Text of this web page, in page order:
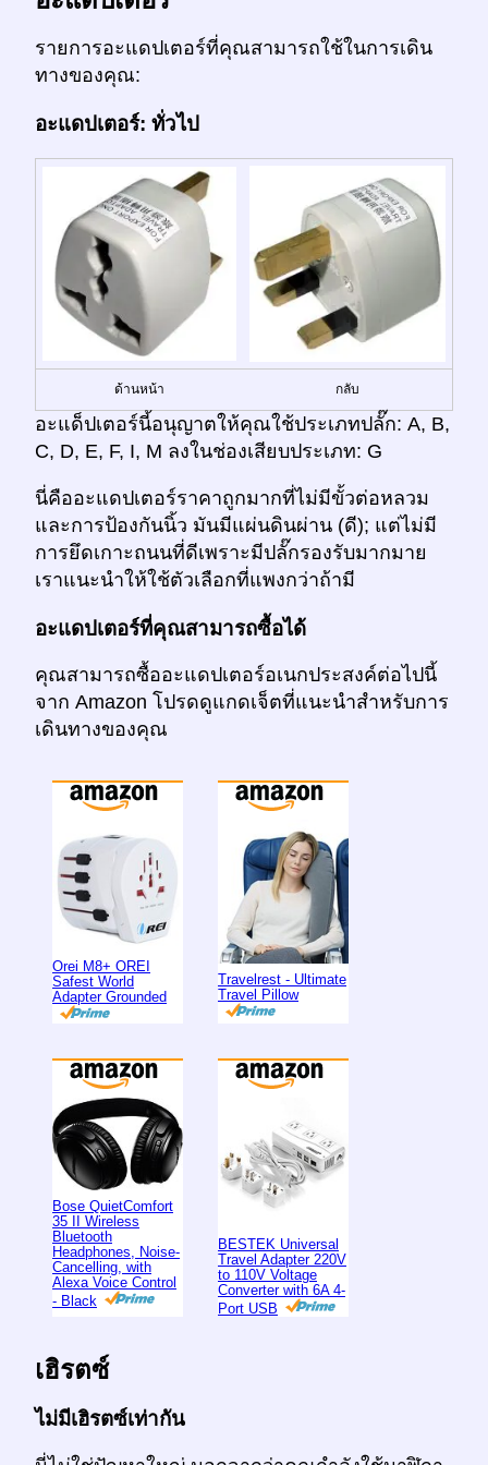
รายการอะแดปเตอร์ที่คุณสามารถใช้ในการเดิน
ทางของคุณ:
อะแดปเตอร์: ทั่วไป
ด้านหน้า กลับ
อะแด็ปเตอร์นี้อนุญาตให้คุณใช้ประเภทปลั๊ก: A, B,
C, D, E, F, I, M ลงในช่องเสียบประเภท: G
นี่คืออะแดปเตอร์ราคาถูกมากที่ไม่มีขั้วต่อหลวม
และการป้องกันนิ้ว มันมีแผ่นดินผ่าน (ดี); แต่ไม่มี
การยึดเกาะถนนที่ดีเพราะมีปลั๊กรองรับมากมาย
เราแนะนำให้ใช้ตัวเลือกที่แพงกว่าถ้ามี
อะแดปเตอร์ที่คุณสามารถซื้อได้
คุณสามารถซื้ออะแดปเตอร์อเนกประสงค์ต่อไปนี้
จาก Amazon โปรดดูแกดเจ็ตที่แนะนำสำหรับการ
เดินทางของคุณ
Orei M8+ OREI
Safest World
Adapter Grounded
Travelrest - Ultimate
Travel Pillow
Bose QuietComfort
35 II Wireless
Bluetooth
Headphones, Noise-
Cancelling, with
Alexa Voice Control
- Black
BESTEK Universal
Travel Adapter 220V
to 110V Voltage
Converter with 6A 4-
Port USB
เฮิรตซ์
ไม่มีเฮิรตซ์เท่ากัน